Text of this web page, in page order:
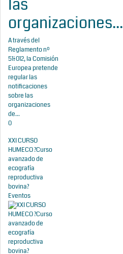
las
organizaciones...
A través del
Reglamento nº
511/2012, la Comisión
Europea pretende
regular las
notificaciones
sobre las
organizaciones
de...
0
XXI CURSO
HUMECO ?Curso
avanzado de
ecografía
reproductiva
bovina?
Eventos